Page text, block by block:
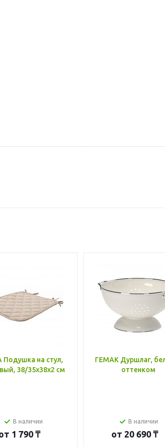
Подушка на стул,
38/35x38x2 см
В наличии
1 790 ₸
ГЕМАК Дуршлаг,
оттенком
В наличии
от 20 690 ₸